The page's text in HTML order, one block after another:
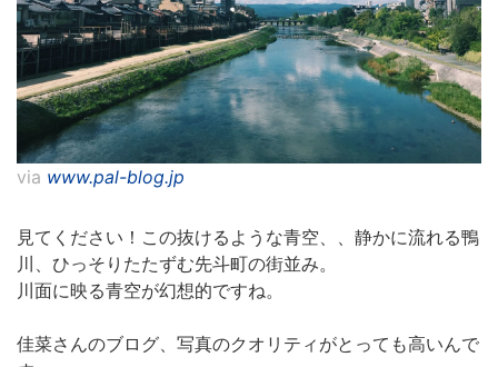
via www.pal-blog.jp
見てください！この抜けるような青空、、静かに流れる鴨
川、ひっそりたたずむ先斗町の街並み。
川面に映る青空が幻想的ですね。
佳菜さんのブログ、写真のクオリティがとっても高いんで